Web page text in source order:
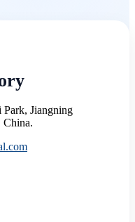
Jiangning
China.